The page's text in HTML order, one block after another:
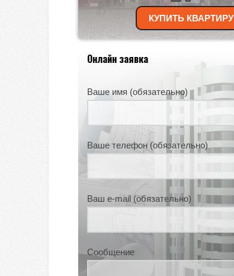
КУПИТЬ КВАРТИРУ
Онлайн заявка
Ваше имя (обязательно)
Ваше телефон (обязательно)
Ваш e-mail (обязательно)
Сообщение